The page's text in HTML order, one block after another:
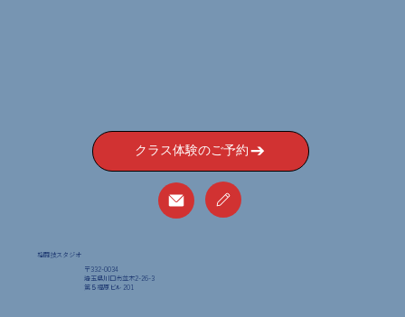
クラス体験のご予約
格闘技スタジオ
〒332-0034
埼玉県川口市並木2-26-3
​第５福原ビル 201